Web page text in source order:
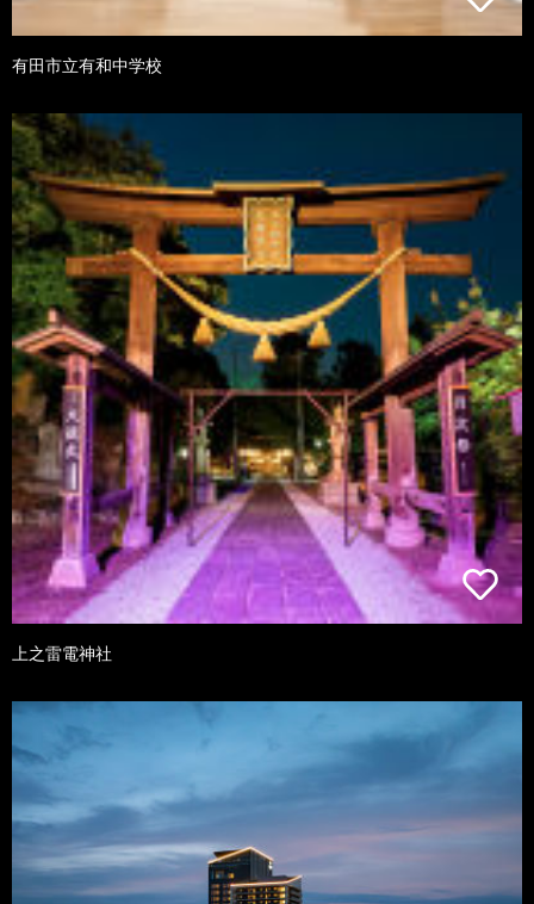
有田市立有和中学校
上之雷電神社